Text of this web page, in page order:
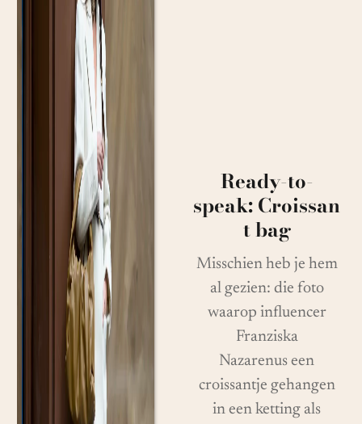
Ready-to-
speak: Croissan
t bag
Misschien heb je hem
al gezien: die foto
waarop influencer
Franziska
Nazarenus een
croissantje gehangen
in een ketting als